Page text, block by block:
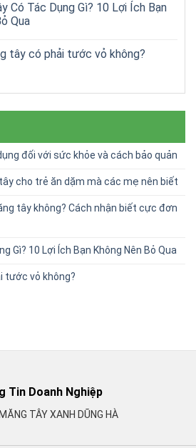
Có Tác Dụng Gì? 10 Lợi Ích Bạn
Qua
tây có phải tước vỏ không?
đối với sức khỏe và cách bảo quản
cho trẻ ăn dặm mà các mẹ nên biết
tây không? Cách nhận biết cực đơn
Gì? 10 Lợi Ích Bạn Không Nên Bỏ Qua
tước vỏ không?
Tin Doanh Nghiệp
TÂY XANH DŨNG HÀ